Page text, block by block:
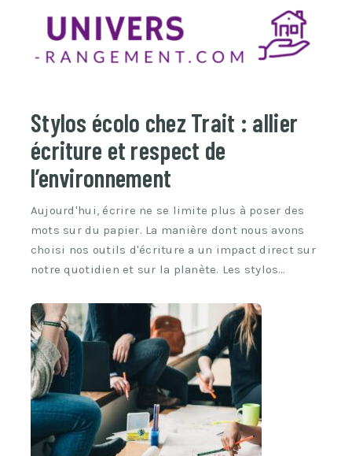
Stylos écolo chez Trait : allier
écriture et respect de
l’environnement
Aujourd'hui, écrire ne se limite plus à poser des
mots sur du papier. La manière dont nous avons
choisi nos outils d'écriture a un impact direct sur
notre quotidien et sur la planète. Les stylos…